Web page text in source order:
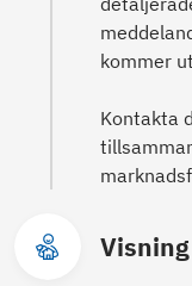
kommer
Kontakta
Visning